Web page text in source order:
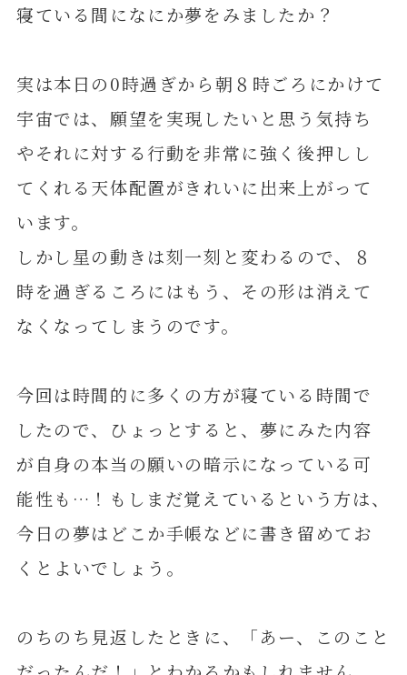
寝ている間になにか夢をみましたか？
実は本日の0時過ぎから朝８時ごろにかけて
宇宙では、願望を実現したいと思う気持ち
やそれに対する行動を非常に強く後押しし
てくれる天体配置がきれいに出来上がって
います。
しかし星の動きは刻一刻と変わるので、８
時を過ぎるころにはもう、その形は消えて
なくなってしまうのです。
今回は時間的に多くの方が寝ている時間で
したので、ひょっとすると、夢にみた内容
が自身の本当の願いの暗示になっている可
能性も…！もしまだ覚えているという方は、
今日の夢はどこか手帳などに書き留めてお
くとよいでしょう。
のちのち見返したときに、「あー、このこと